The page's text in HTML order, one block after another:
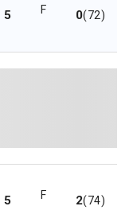
5 F 0(72)
5 F 2(74)